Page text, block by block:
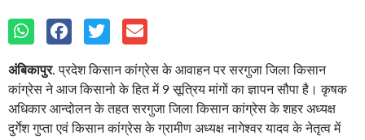
अंबिकापुर. प्रदेश किसान कांग्रेस के आवाहन पर सरगुजा जिला किसान
कांग्रेस ने आज किसानो के हित में 9 सूत्रिय मांगों का ज्ञापन सौपा है। कृषक
अधिकार आन्दोलन के तहत सरगुजा जिला किसान कांग्रेस के शहर अध्यक्ष
दुर्गेश गुप्ता एवं किसान कांग्रेस के ग्रामीण अध्यक्ष नागेश्वर यादव के नेतृत्व में